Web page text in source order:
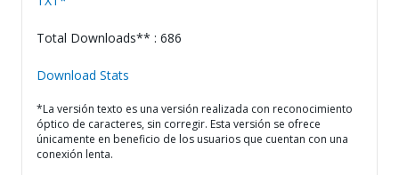
Total Downloads** : 686
Download Stats
*La versión texto es una versión realizada con reconocimiento
óptico de caracteres, sin corregir. Esta versión se ofrece
únicamente en beneficio de los usuarios que cuentan con una
conexión lenta.